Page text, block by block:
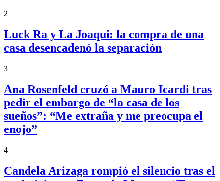
2
Luck Ra y La Joaqui: la compra de una
casa desencadenó la separación
3
Ana Rosenfeld cruzó a Mauro Icardi tras
pedir el embargo de “la casa de los
sueños”: “Me extraña y me preocupa el
enojo”
4
Candela Arizaga rompió el silencio tras el